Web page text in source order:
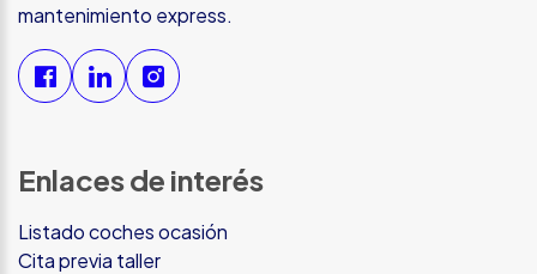
mantenimiento express.
Enlaces de interés
Listado coches ocasión
Cita previa taller